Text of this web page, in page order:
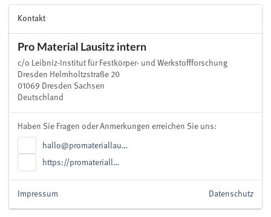
Kontakt
Pro Material Lausitz intern
c/o Leibniz-Institut für Festkörper- und Werkstoffforschung
Dresden Helmholtzstraße 20
01069 Dresden Sachsen
Deutschland
Haben Sie Fragen oder Anmerkungen erreichen Sie uns:
hallo@promateriallau…
https://promateriall…
Datenschutz
Impressum